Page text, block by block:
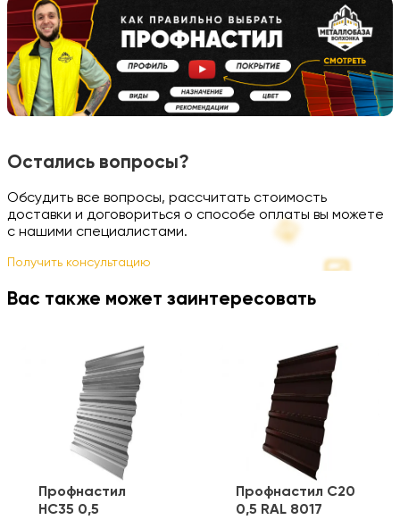
Остались вопросы?
Обсудить все вопросы, рассчитать стоимость
доставки и договориться о способе оплаты вы можете
с нашими специалистами.
Получить консультацию
Вас также может заинтересовать
Профнастил
HC35 0,5
Профнастил С20
0,5 RAL 8017